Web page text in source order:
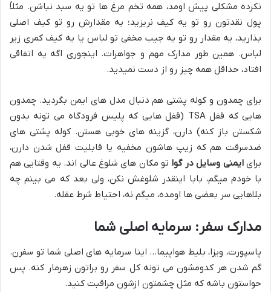
نکرده مشکلی پیش اومد، همه تخم مرغ ها تو یه سبد نباشن. مثلاً
پول نقدتون رو تو یه کیف نریزید؛ یه مقدارش رو تو کیف اصلی
بذارید، یه مقدار رو تو یه جیب مخفی تو لباس یا یه کیف کمری زیر
لباس. همین طور مدارک مهم و جواهرات. اینجوری اگه یه اتفاقی
افتاد، حداقل همه چیز رو از دست نمیدید.
برای چمدون و کوله پشتی هم دنبال مدل های ایمن بگردید. چمدون
هایی که قفل TSA (قفل هایی که پلیس فرودگاه می تونه بدون
شکستن باز کنه) دارن، گزینه های خوبی هستن. کوله پشتی های
ضدسرقت هم که زیپ هاشون مخفیه یا قابلیت قفل شدن دارن،
برایایمنی وسایل در گوا تو مکان های شلوغ عالی اند. یه وقتایی هم
با خودم میگم، بابا اینقدر شلوغش نکن، ولی بعد که می بینم چه
بلاهایی سر بعضی ها اومده، میگم نه، احتیاط شرط عقله.
مدارک سفر: سرمایه اصلی شما
پاسپورت، ویزا، بلیط هواپیما… اینا سرمایه های اصلی شما تو سفرن.
گم شدن هر کدومشون می تونه کل سفر رو براتون زهرمار کنه. پس
حواستون باشه که مثل چشمتون ازشون مراقبت کنید.